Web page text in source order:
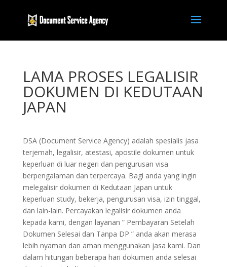
LAMA PROSES LEGALISIR
DOKUMEN DI KEDUTAAN
JAPAN
DSA (Document Service Agency) adalah spesialis jasa
terjemah, legalisir, atestasi, apostile dokumen untuk
keperluan di luar negeri dan pengurusan visa
berpengalaman dan terpercaya. Bagi anda yang ingin
melegalisir dokumen di Kedutaan Japan untuk
keperluan study, bekerja, pengurusan visa, izin tinggal,
dan lain-lain. Percayakan legalisir dokumen anda
kepada kami, dengan layanan ” Pembayaran Setelah
Dokumen Selesai dan Tanpa DP ” anda akan merasa
lebih nyaman dan aman menggunakan jasa kami. Dan
dalam hitungan beberapa hari dokumen anda selesai